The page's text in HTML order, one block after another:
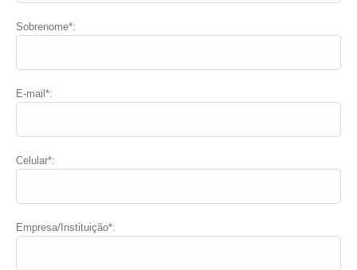
Sobrenome*:
E-mail*:
Celular*:
Empresa/Instituição*: